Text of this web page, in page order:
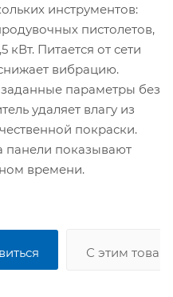
инструментов:
пистолетов,
кВт. Питается от сети
вибрацию.
параметры без
удаляет влагу из
покраски.
показывают
времени.
С этим